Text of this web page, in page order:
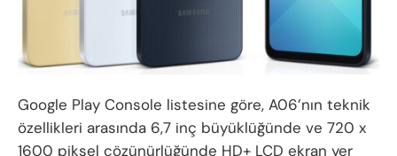
Google Play Console listesine göre, A06’nın teknik
özellikleri arasında 6,7 inç büyüklüğünde ve 720 x
1600 piksel çözünürlüğünde HD+ LCD ekran yer